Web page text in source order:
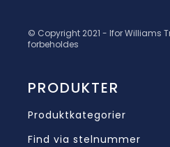
© Copyright 2021 - Ifor Williams
forbeholdes
PRODUKTER
Produktkategorier
Find via stelnummer